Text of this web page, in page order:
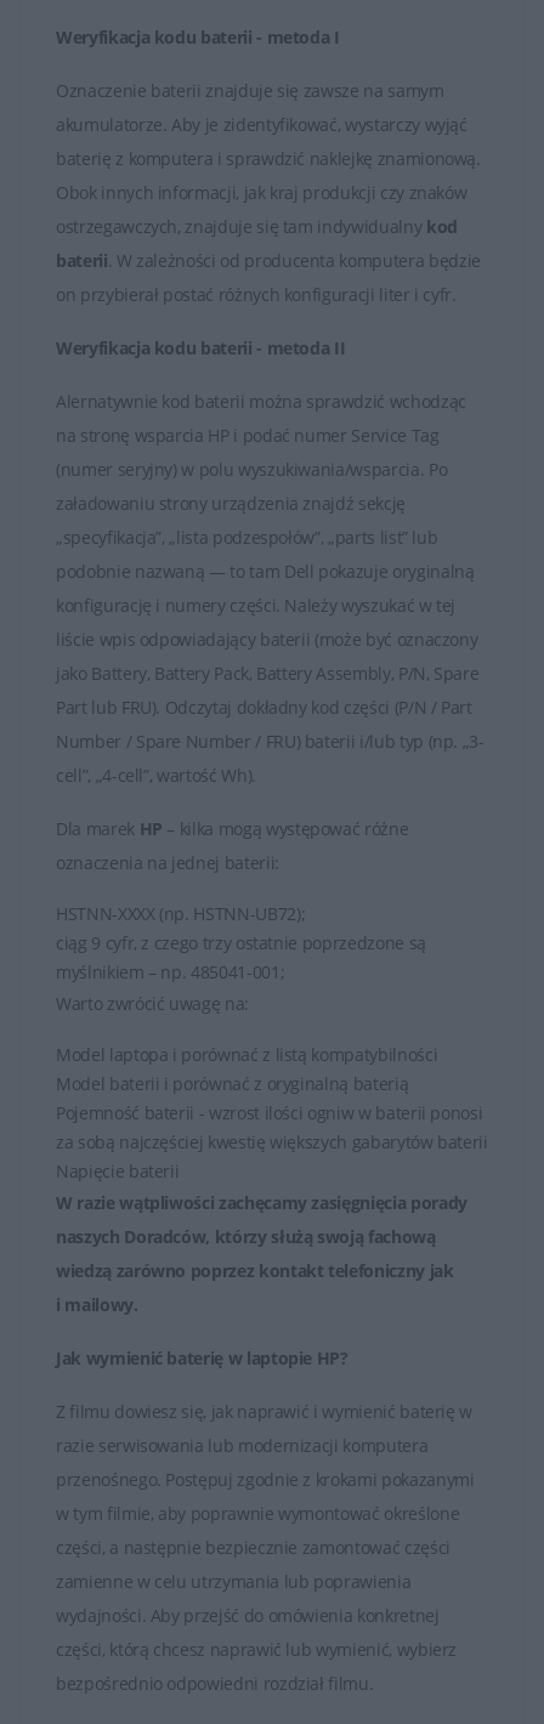
W przypadku zużycia baterii lub utraty jej zdolności do
utrzymania odpowiedniego poziomu naładowania,
można ją wymienić na nową. Producenci oferują
oryginalne baterie, które są kompatybilne z
konkretnymi modelami laptopów HP.
Baterie HP są kluczowymi elementami zapewniającymi
mobilność i niezależność od stałego źródła zasilania dla
przenośnych urządzeń marki HP. Ważne jest
odpowiednie użytkowanie i pielęgnacja baterii, aby
Weryfikacja kodu baterii - metoda I
Oznaczenie baterii znajduje się zawsze na samym
akumulatorze. Aby je zidentyfikować, wystarczy wyjąć
baterię z komputera i sprawdzić naklejkę znamionową.
Obok innych informacji, jak kraj produkcji czy znaków
ostrzegawczych, znajduje się tam indywidualny kod
baterii. W zależności od producenta komputera będzie
on przybierał postać różnych konfiguracji liter i cyfr.
Weryfikacja kodu baterii - metoda II
Alernatywnie kod baterii można sprawdzić wchodząc
na stronę wsparcia HP i podać numer Service Tag
(numer seryjny) w polu wyszukiwania/wsparcia. Po
załadowaniu strony urządzenia znajdź sekcję
„specyfikacja”, „lista podzespołów”, „parts list” lub
podobnie nazwaną — to tam Dell pokazuje oryginalną
konfigurację i numery części. Należy wyszukać w tej
liście wpis odpowiadający baterii (może być oznaczony
jako Battery, Battery Pack, Battery Assembly, P/N, Spare
Part lub FRU). Odczytaj dokładny kod części (P/N / Part
Number / Spare Number / FRU) baterii i/lub typ (np. „3-
cell”, „4-cell”, wartość Wh).
Dla marek HP – kilka mogą występować różne
oznaczenia na jednej baterii:
HSTNN-XXXX (np. HSTNN-UB72);
ciąg 9 cyfr, z czego trzy ostatnie poprzedzone są
myślnikiem – np. 485041-001;
Warto zwrócić uwagę na:
Model laptopa i porównać z listą kompatybilności
Model baterii i porównać z oryginalną baterią
Pojemność baterii - wzrost ilości ogniw w baterii ponosi
za sobą najczęściej kwestię większych gabarytów baterii
Napięcie baterii
W razie wątpliwości zachęcamy zasięgnięcia porady
naszych Doradców, którzy służą swoją fachową
wiedzą zarówno poprzez kontakt telefoniczny jak
i mailowy.
Jak wymienić baterię w laptopie HP?
Z filmu dowiesz się, jak naprawić i wymienić baterię w
razie serwisowania lub modernizacji komputera
przenośnego. Postępuj zgodnie z krokami pokazanymi
w tym filmie, aby poprawnie wymontować określone
części, a następnie bezpiecznie zamontować części
zamienne w celu utrzymania lub poprawienia
wydajności. Aby przejść do omówienia konkretnej
części, którą chcesz naprawić lub wymienić, wybierz
bezpośrednio odpowiedni rozdział filmu.